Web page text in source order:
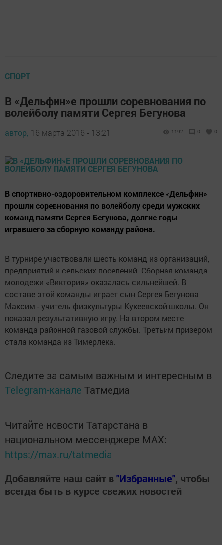
СПОРТ
В «Дельфин»е прошли соревнования по
волейболу памяти Сергея Бегунова
автор, 16 марта 2016 - 13:21 1192 0 0
В спортивно-оздоровительном комплексе «Дельфин»
прошли соревнования по волейболу среди мужских
команд памяти Сергея Бегунова, долгие годы
игравшего за сборную команду района.
В турнире участвовали шесть команд из организаций,
предприятий и сельских поселений. Сборная команда
молодежи «Виктория» оказалась сильнейшей. В
составе этой команды играет сын Сергея Бегунова
Максим - учитель физкультуры Кукеевской школы. Он
показал результативную игру. На втором месте
команда районной газовой службы. Третьим призером
стала команда из Тимерлека.
Следите за самым важным и интересным в
Telegram-канале Татмедиа
Читайте новости Татарстана в
национальном мессенджере MАХ:
https://max.ru/tatmedia
Добавляйте наш сайт в"Избранные", чтобы
всегда быть в курсе свежих новостей